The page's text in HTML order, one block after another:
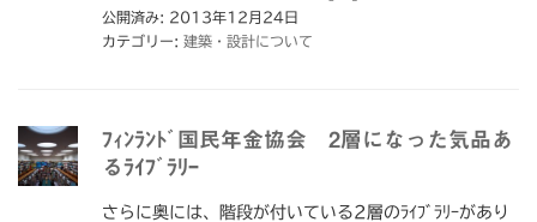
公開済み: 2013年12月24日
カテゴリー: 建築・設計について
ﾌｨﾝﾗﾝﾄﾞ国民年金協会 2層になった気品あ
るﾗｲﾌﾞﾗﾘｰ
さらに奥には、階段が付いている2層のﾗｲﾌﾞﾗﾘｰがあり